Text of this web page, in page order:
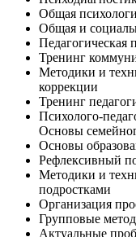
Общая
Общая и
Педагогическая
Тренинг
Методики и
коррекции
Тренинг
Психолого-
Основы
Основы
Рефлексивный
Методики и
подростками
Организация
Групповые
Актуальные